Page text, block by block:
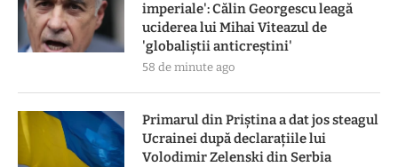
imperiale': Călin Georgescu leagă
uciderea lui Mihai Viteazul de
'globaliștii anticreștini'
58 de minute ago
Primarul din Priștina a dat jos steagul
Ucrainei după declarațiile lui
Volodimir Zelenski din Serbia